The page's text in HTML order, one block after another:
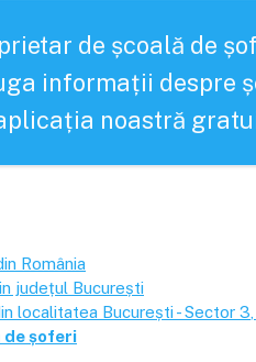
de școală de
informații despre
noastră
România
județul București
localitatea București - Sector 3
de șoferi